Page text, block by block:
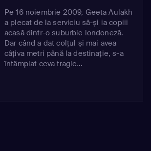
Pe 16 noiembrie 2009, Geeta Aulakh
a plecat de la serviciu să-și ia copiii
acasă dintr-o suburbie londoneză.
Dar când a dat colțul și mai avea
câțiva metri până la destinație, s-a
întâmplat ceva tragic...